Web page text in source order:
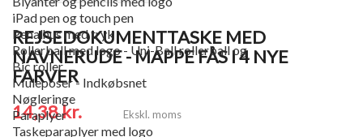
iPad pen og touch pen
Penalhus med tryk
Rollerball med logo - Uni-Ball rollerball og
Bic roller
Muleposer - Indkøbsnet
Nøgleringe
Paraplyer
Taskeparaplyer med logo
REJSEDOKUMENTTASKE MED
NAVNERUDE - MAPPE FÅS I 4 NYE
FARVER
14,38 kr.
Ekskl. moms